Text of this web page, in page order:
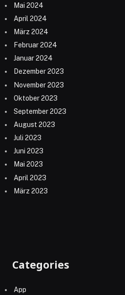
Mai 2024
April 2024
März 2024
Februar 2024
Januar 2024
Dezember 2023
November 2023
Oktober 2023
September 2023
August 2023
Juli 2023
Juni 2023
Mai 2023
April 2023
März 2023
Categories
App